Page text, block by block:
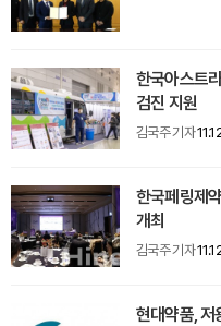
한국아스트
검진 지원
김국주 기자
한국페링제
개최
김국주 기자
현대약품, 저